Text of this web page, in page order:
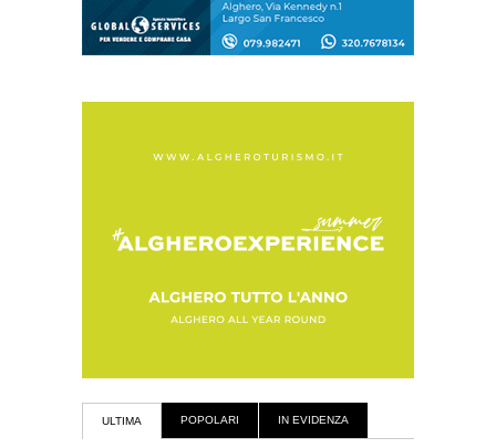
ULTIMA POPOLARI IN EVIDENZA